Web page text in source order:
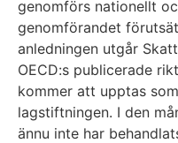
genomförs nationellt
genomförandet
anledningen utgår
OECD:s publicerade
kommer att upptas
lagstiftningen. I den
ännu inte har